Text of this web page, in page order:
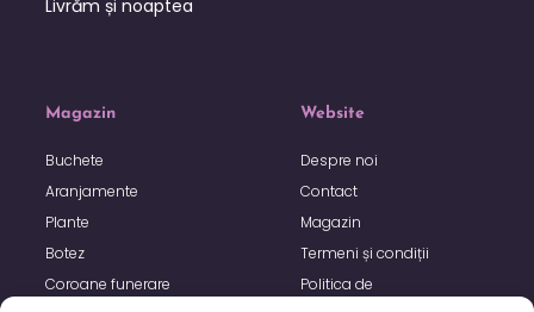
Livrăm și noaptea
Magazin
Buchete
Aranjamente
Plante
Botez
Coroane funerare
Website
Despre noi
Contact
Magazin
Termeni și condiții
Politica de